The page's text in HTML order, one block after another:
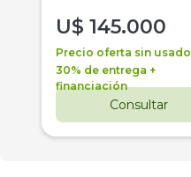
U$ 145.000
Precio oferta sin usado
30% de entrega +
financiación
Consultar